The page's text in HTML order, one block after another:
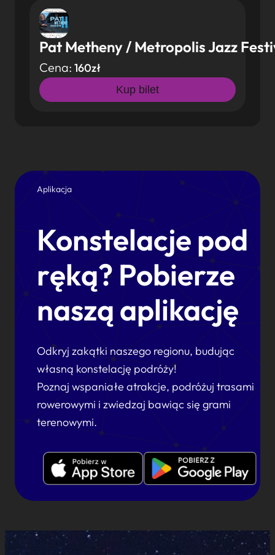
Pat Metheny / Metropolis Jazz
Cena: 160zł
Kup bilet
Aplikacja
Konstelacje pod
ręką? Pobierze
naszą aplikację
Odkryj zakątki naszego regionu, budując
własną konstelację podróży!
Poznaj wspaniałe atrakcje, podróżuj trasami
rowerowymi i zwiedzaj bawiąc się grami
terenowymi.